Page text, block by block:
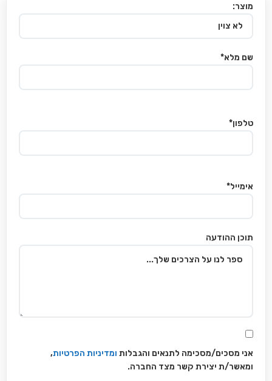
מוצר:
שם מלא*
טלפון*
אימייל*
תוכן ההודעה
אני מסכים/מסכימה לתנאים והגבלות ומדיניות הפרטיות,
ומאשר/ת יצירת קשר מצד החברה.